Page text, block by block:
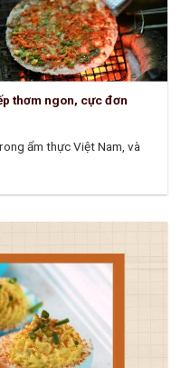
thơm ngon, cực đơn
ẩm thực Việt Nam, và